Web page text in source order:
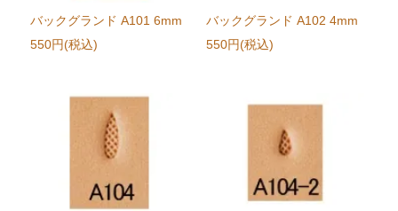
バックグランド A101 6mm
550円(税込)
バックグランド A102 4mm
550円(税込)